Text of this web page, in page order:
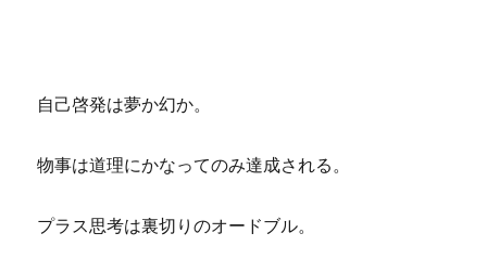
自己啓発は夢か幻か。
物事は道理にかなってのみ達成される。
プラス思考は裏切りのオードブル。